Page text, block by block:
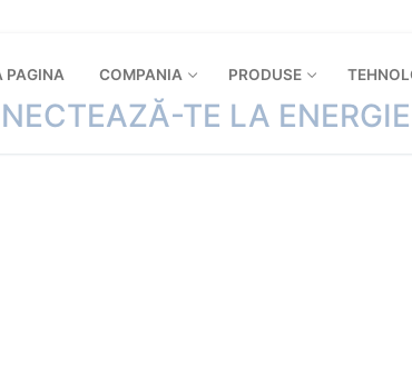
PAGINA COMPANIA PRODUSE
TE LA